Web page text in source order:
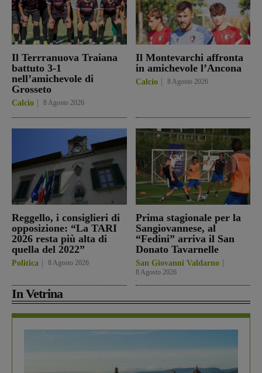
Il Terrranuova Traiana
battuto 3-1
nell’amichevole di
Grosseto
Calcio 8 Agosto 2026
Il Montevarchi affronta
in amichevole l’Ancona
Calcio 8 Agosto 2026
Reggello, i consiglieri di
opposizione: “La TARI
2026 resta più alta di
quella del 2022”
Politica 8 Agosto 2026
Prima stagionale per la
Sangiovannese, al
“Fedini” arriva il San
Donato Tavarnelle
San Giovanni Valdarno
8 Agosto 2026
In Vetrina